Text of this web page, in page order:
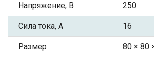
Напряжение, В 250
Сила тока, А 16
Размер 80 × 80